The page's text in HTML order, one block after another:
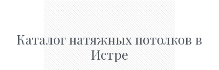
Каталог натяжных потолков в
Истре